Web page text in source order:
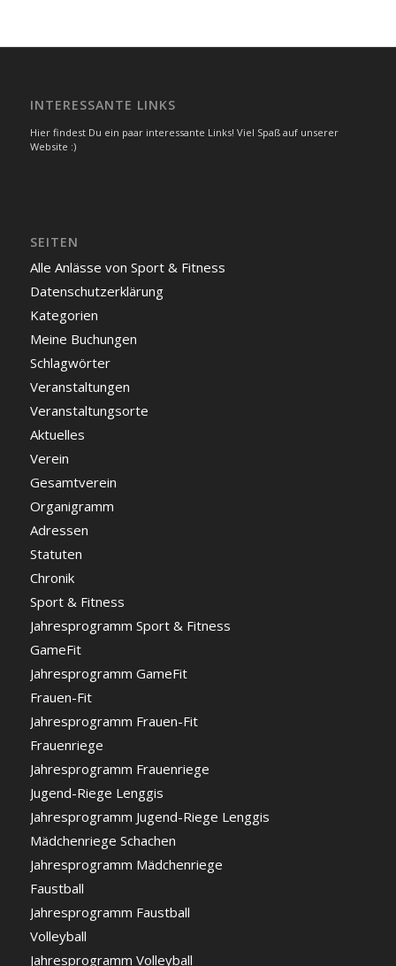
INTERESSANTE LINKS
Hier findest Du ein paar interessante Links! Viel Spaß auf unserer
Website :)
SEITEN
Alle Anlässe von Sport & Fitness
Datenschutzerklärung
Kategorien
Meine Buchungen
Schlagwörter
Veranstaltungen
Veranstaltungsorte
Aktuelles
Verein
Gesamtverein
Organigramm
Adressen
Statuten
Chronik
Sport & Fitness
Jahresprogramm Sport & Fitness
GameFit
Jahresprogramm GameFit
Frauen-Fit
Jahresprogramm Frauen-Fit
Frauenriege
Jahresprogramm Frauenriege
Jugend-Riege Lenggis
Jahresprogramm Jugend-Riege Lenggis
Mädchenriege Schachen
Jahresprogramm Mädchenriege
Faustball
Jahresprogramm Faustball
Volleyball
Jahresprogramm Volleyball